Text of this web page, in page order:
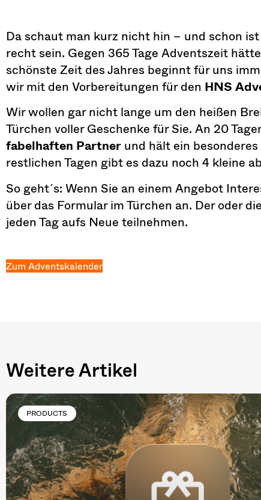
Da schaut man kurz nicht hin – und schon
recht sein. Gegen 365 Tage Adventszeit
schönste Zeit des Jahres beginnt für uns
wir mit den Vorbereitungen für den HNS
Wir wollen gar nicht lange um den heißen
Türchen voller Geschenke für Sie. An 20
fabelhaften Partnerund hält ein
restlichen Tagen gibt es dazu noch 4 kleine
So geht´s: Wenn Sie an einem Angebot
über das Formular im Türchen an. Der oder
jeden Tag aufs Neue teilnehmen.
Zum Adventskalender
Weitere Artikel
PRODUCTS